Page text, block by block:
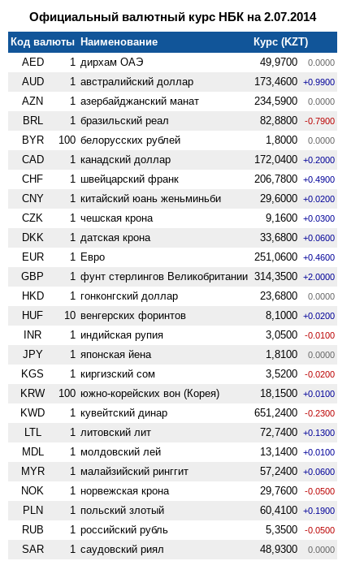
Официальный валютный курс НБК на 2.07.2014
Код валюты Наименование
Курс (KZT)
AED
1 дирхам ОАЭ 49,9700 0.0000
AUD 1 австралийский доллар 173,4600 +0.9900
AZN 1 азербайджанский манат 234,5900 0.0000
BRL 1 бразильский реал 82,8800 -0.7900
BYR 100 белорусских рублей 1,8000 0.0000
CAD 1 канадский доллар 172,0400 +0.2000
CHF 1 швейцарский франк 206,7800 +0.4900
CNY 1 китайский юань женьминьби 29,6000 +0.0200
CZK 1 чешская крона 9,1600 +0.0300
DKK 1 датская крона 33,6800 +0.0600
EUR 1 Евро 251,0600 +0.4600
GBP 1 фунт стерлингов Велико­британии 314,3500 +2.0000
HKD 1 гонконгский доллар 23,6800 0.0000
HUF 10 венгерских форинтов 8,1000 +0.0200
INR 1 индийская рупия 3,0500 -0.0100
JPY 1 японская йена 1,8100 0.0000
KGS 1 киргизский сом 3,5200 -0.0200
KRW 100 южно-корейских вон (Корея) 18,1500 +0.0100
KWD 1 кувейтский динар 651,2400 -0.2300
LTL 1 литовский лит 72,7400 +0.1300
MDL 1 молдовский лей 13,1400 +0.0100
MYR 1 малайзийский ринггит 57,2400 +0.0600
NOK 1 норвежская крона 29,7600 -0.0500
PLN 1 польский злотый 60,4100 +0.1900
RUB 1 российский рубль 5,3500 -0.0500
SAR 1 саудовский риял 48,9300 0.0000